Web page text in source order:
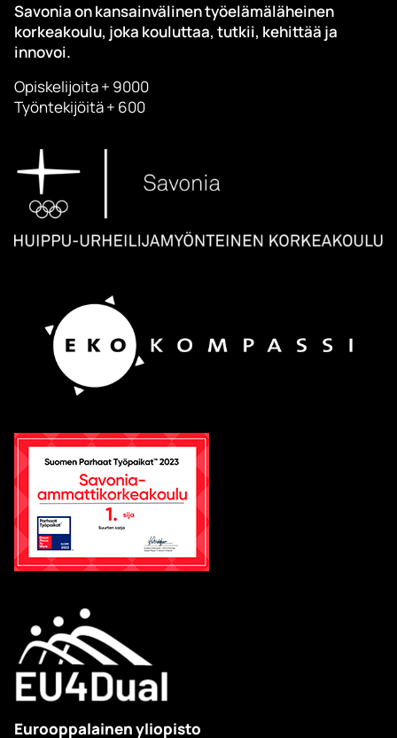
Savonia on kansainvälinen työelämäläheinen
korkeakoulu, joka kouluttaa, tutkii, kehittää ja
innovoi.
Opiskelijoita + 9000
Työntekijöitä + 600
Eurooppalainen yliopisto